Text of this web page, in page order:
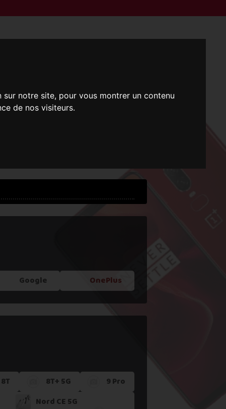
notre site, pour vous montrer un contenu
de nos visiteurs.
!
Google OnePlus
8T 8T+ 5G
9 Pro
Nord CE 5G